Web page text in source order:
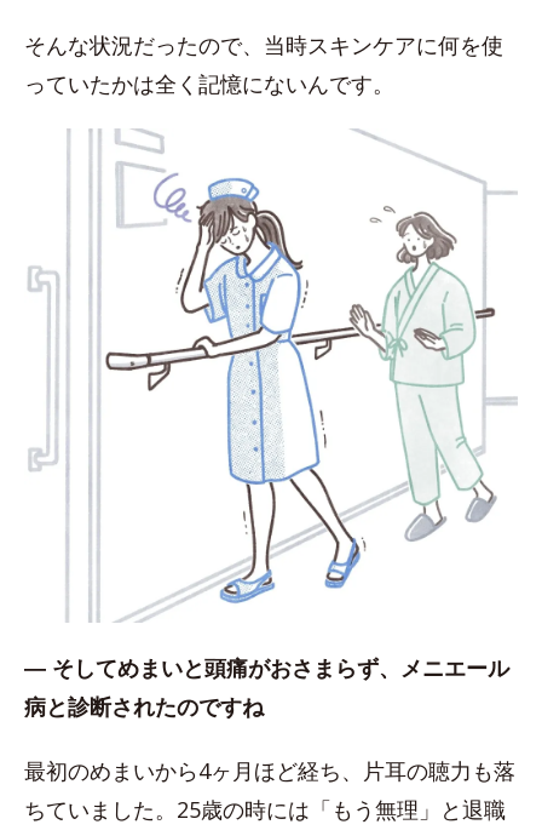
そんな状況だったので、当時スキンケアに何を使
っていたかは全く記憶にないんです。
― そしてめまいと頭痛がおさまらず、メニエール
病と診断されたのですね
最初のめまいから4ヶ月ほど経ち、片耳の聴力も落
ちていました。25歳の時には「もう無理」と退職